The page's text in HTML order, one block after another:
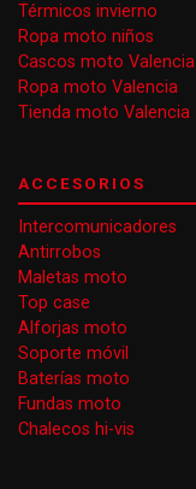
Térmicos invierno
Ropa moto niños
Cascos moto Valencia
Ropa moto Valencia
Tienda moto Valencia
ACCESORIOS
Intercomunicadores
Antirrobos
Maletas moto
Top case
Alforjas moto
Soporte móvil
Baterías moto
Fundas moto
Chalecos hi-vis